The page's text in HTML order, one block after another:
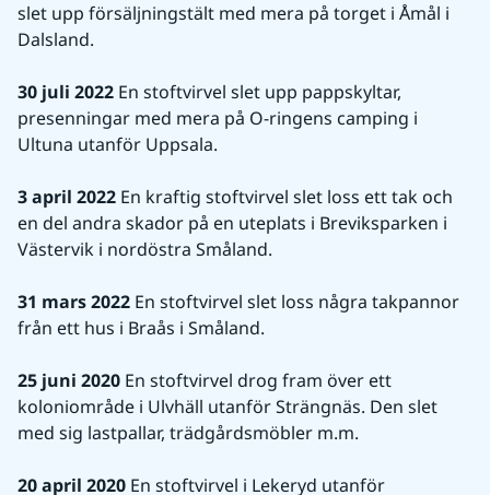
slet upp försäljningstält med mera på torget i Åmål i
Dalsland.
30 juli 2022 En stoftvirvel slet upp pappskyltar,
presenningar med mera på O-ringens camping i
Ultuna utanför Uppsala.
3 april 2022 En kraftig stoftvirvel slet loss ett tak och
en del andra skador på en uteplats i Breviksparken i
Västervik i nordöstra Småland.
31 mars 2022 En stoftvirvel slet loss några takpannor
från ett hus i Braås i Småland.
25 juni 2020 En stoftvirvel drog fram över ett
koloniområde i Ulvhäll utanför Strängnäs. Den slet
med sig lastpallar, trädgårdsmöbler m.m.
20 april 2020 En stoftvirvel i Lekeryd utanför